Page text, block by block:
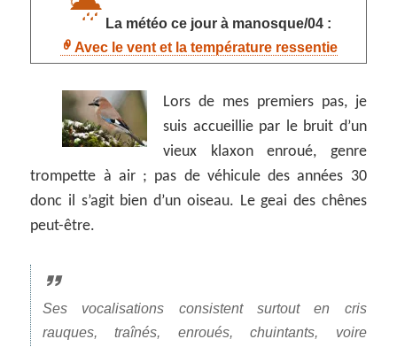
La météo ce jour à manosque/04 :
Avec le vent et la température ressentie
Lors de mes premiers pas, je
suis accueillie par le bruit d’un
vieux klaxon enroué, genre
trompette à air ; pas de véhicule des années 30
donc il s’agit bien d’un oiseau. Le geai des chênes
peut-être.
Ses vocalisations consistent surtout en cris
rauques, traînés, enroués, chuintants, voire